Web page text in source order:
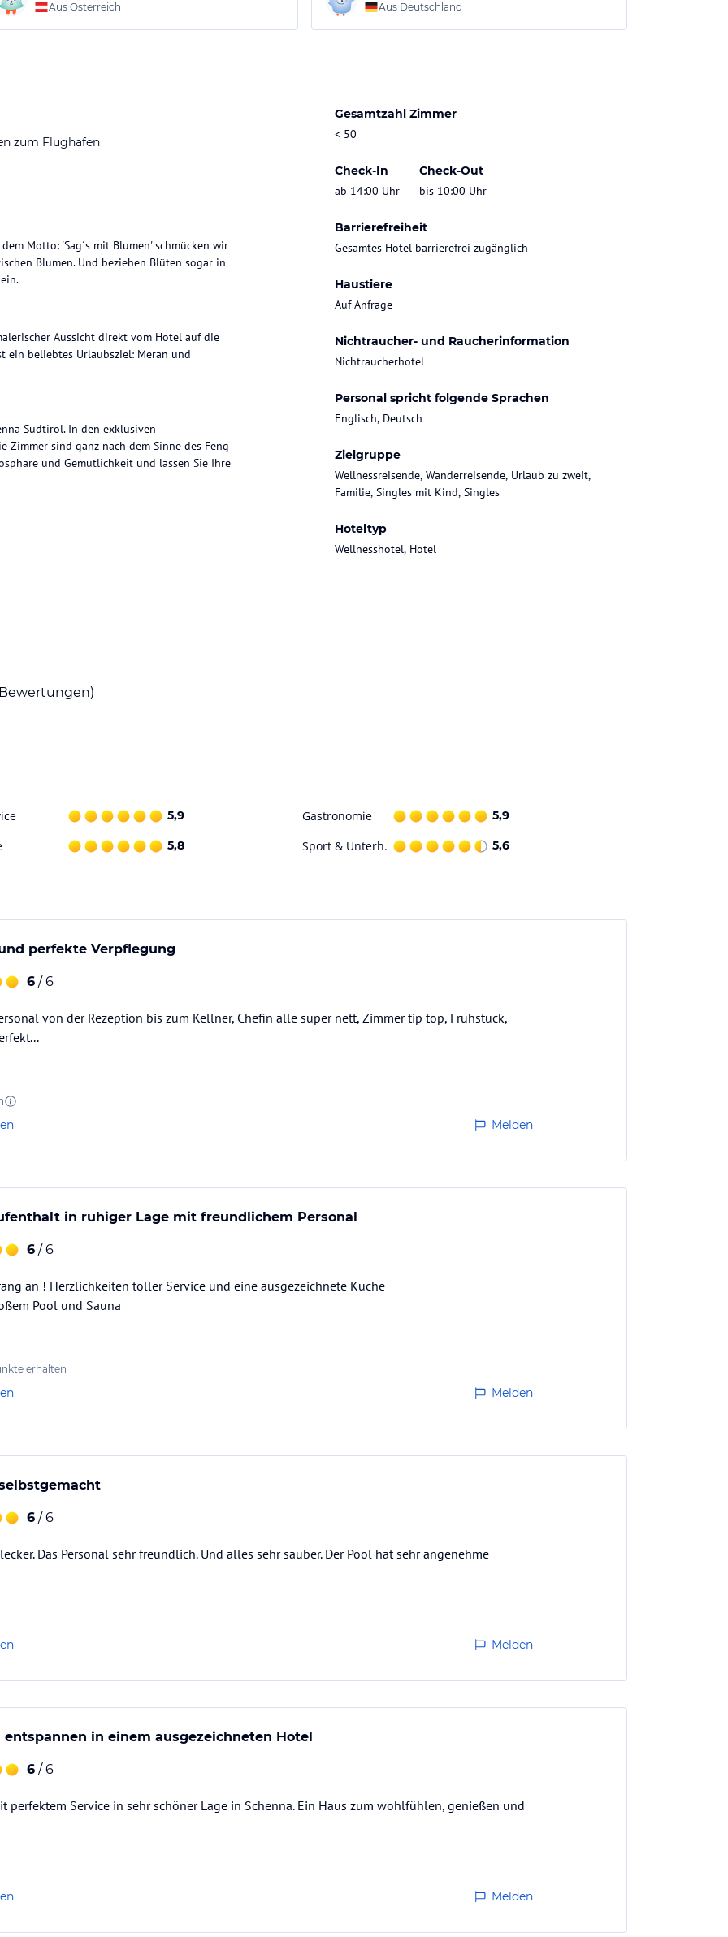
Aus Österreich
Aus Deutschland
zum Flughafen
Gesamtzahl Zimmer
< 50
Check-In
ab 14:00 Uhr
Check-Out
bis 10:00 Uhr
Barrierefreiheit
Gesamtes Hotel barrierefrei zugänglich
Haustiere
Auf Anfrage
Nichtraucher- und Raucherinformation
Nichtraucherhotel
Personal spricht folgende Sprachen
Englisch, Deutsch
Zielgruppe
Wellnessreisende, Wanderreisende, Urlaub zu zweit,
Familie, Singles mit Kind, Singles
Hoteltyp
Wellnesshotel, Hotel
Motto: 'Sag´s mit Blumen' schmücken wir
Blumen. Und beziehen Blüten sogar in
Aussicht direkt vom Hotel auf die
ein beliebtes Urlaubsziel: Meran und
Südtirol. In den exklusiven
Zimmer sind ganz nach dem Sinne des Feng
und Gemütlichkeit und lassen Sie Ihre
Nachmittagsbuffet.
Festessen bei Kerzenschein. Täglich
Gala-Dinner mit Apertifempfang.
Dampfbad, Aromakabine,
gegen Aufpreis.
kostenloser Internetzugang.
in Schenna nach Lust und Laune genießen.
Alle Angaben ohne
die verbindlichen
Bewertungen)
5,9 Gastronomie 5,9
5,8 Sport & Unterh. 5,6
perfekte Verpflegung
6 / 6
von der Rezeption bis zum Kellner, Chefin alle super nett, Zimmer tip top, Frühstück,
Melden
in ruhiger Lage mit freundlichem Personal
6 / 6
an ! Herzlichkeiten toller Service und eine ausgezeichnete Küche
Pool und Sauna
erhalten
Melden
6 / 6
Das Personal sehr freundlich. Und alles sehr sauber. Der Pool hat sehr angenehme
Melden
in einem ausgezeichneten Hotel
6 / 6
perfektem Service in sehr schöner Lage in Schenna. Ein Haus zum wohlfühlen, genießen und
Melden